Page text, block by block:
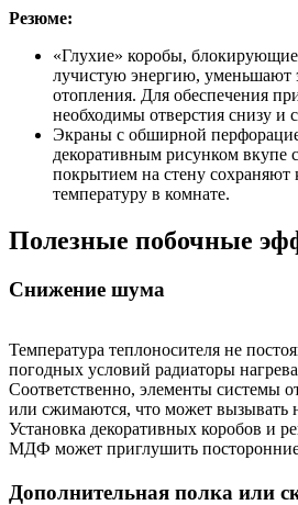
Резюме:
«Глухие» коробы,
лучистую энергию, уменьшают
отопления. Для обеспечения
необходимы отверстия снизу и
Экраны с обширной
декоративным рисунком вкупе
покрытием на стену
температуру в комнате.
Полезные побочные
Снижение шума
Температура теплоносителя не
погодных условий радиаторы
Соответственно, элементы системы
или сжимаются, что может
Установка декоративных коробов и
МДФ может приглушить посторонние
Дополнительная полка или